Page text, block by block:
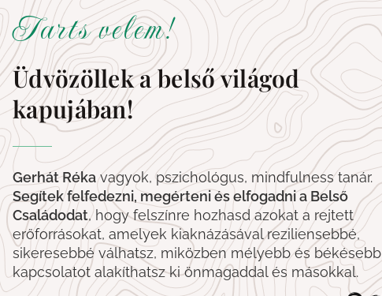
Tarts velem!
Üdvözöllek a belső világod
kapujában!
Gerhát Rékavagyok, pszichológus, mindfulness tanár.
Segítek felfedezni, megérteni és elfogadni a Belső
Családodat, hogy felszínre hozhasd azokat a rejtett
erőforrásokat, amelyek kiaknázásával reziliensebbé,
sikeresebbé válhatsz, miközben mélyebb és békésebb
kapcsolatot alakíthatsz ki önmagaddal és másokkal.